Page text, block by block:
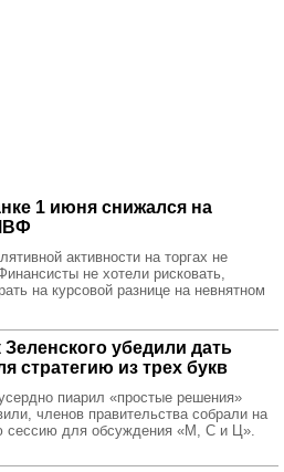
1 июня снижался на
активности на торгах не
не хотели рисковать,
на курсовой разнице на невнятном
убедили дать
стратегию из трех букв
пиарил «простые решения»
членов правительства собрали на
сессию для обсуждения «М, С и Ц».